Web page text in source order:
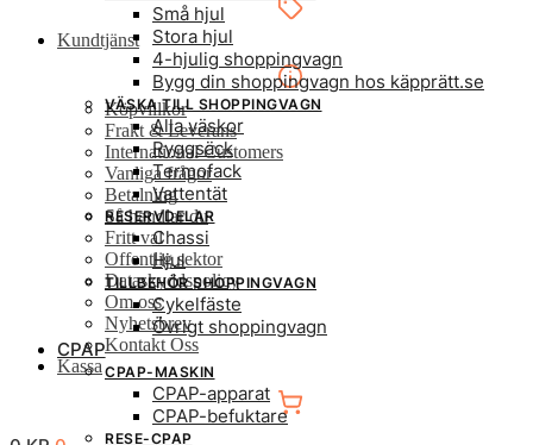
Kundtjänst
Köpvillkor
Frakt & Leverans
International Customers
Vanliga frågor
Betalning
Så handlar du
Fritt val
Offentlig sektor
Dataskyddspolicy
Om oss
Nyhetsbrev
Kontakt Oss
Kassa
Små hjul
Stora hjul
4-hjulig shoppingvagn
Bygg din shoppingvagn hos käpprätt.se
VÄSKA TILL SHOPPINGVAGN
Alla väskor
Ryggsäck
Termofack
Vattentät
RESERVDELAR
Chassi
Hjul
TILLBEHÖR SHOPPINGVAGN
Cykelfäste
Övrigt shoppingvagn
CPAP
CPAP-MASKIN
CPAP-apparat
CPAP-befuktare
RESE-CPAP